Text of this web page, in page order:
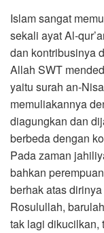
Islam sangat
sekali ayat Al-
dan kontribusinya
Allah SWT
yaitu surah an-
memuliakannya
diagungkan dan
berbeda dengan
Pada zaman
bahkan
berhak atas
Rosulullah,
tak lagi dikucilkan,